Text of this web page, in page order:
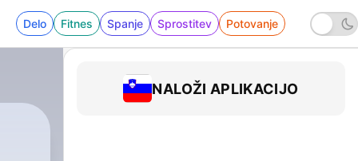
Delo Fitnes Spanje Sprostitev Potovanje
NALOŽI APLIKACIJO